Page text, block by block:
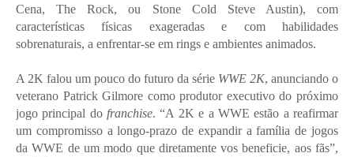
Cena, The Rock, ou Stone Cold Steve Austin), com
características físicas exageradas e com habilidades
sobrenaturais, a enfrentar-se em rings e ambientes animados.
A 2K falou um pouco do futuro da série WWE 2K, anunciando o
veterano Patrick Gilmore como produtor executivo do próximo
jogo principal do franchise. “A 2K e a WWE estão a reafirmar
um compromisso a longo-prazo de expandir a família de jogos
da WWE de um modo que diretamente vos beneficie, aos fãs”,